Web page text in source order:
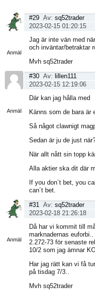
Anmäl
#29 Av: sq52trader
2023-02-15 01:20:15
Jag är inte vän med
och inväntar/betraktar
Mvh sq52trader
Anmäl
#30 Av: lillen111
2023-02-15 12:19:06
Där kan jag hålla med
Känns som de bara är
Så något clawnigt
Sedan är ju de just
När allt nått sin topp
Alla aktier ska dit där
If you don´t bet, you
can´t bet.
Anmäl
#31 Av: sq52trader
2023-02-18 21:26:18
Då har vi kommit till
marknadernas
2.272-73 för senaste
10/2 som jag ämnar
Har jag rätt kan vi få
på tisdag 7/3..
Mvh sq52trader